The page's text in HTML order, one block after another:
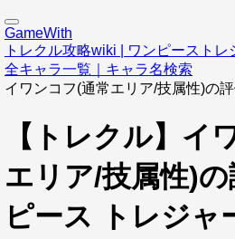
GameWith
トレクル攻略wiki | ワンピーストレ
全キャラ一覧｜キャラ名検索
イワンコフ(通常エリア/技属性)の
【トレクル】イ
エリア/技属性)
ピース トレジャ